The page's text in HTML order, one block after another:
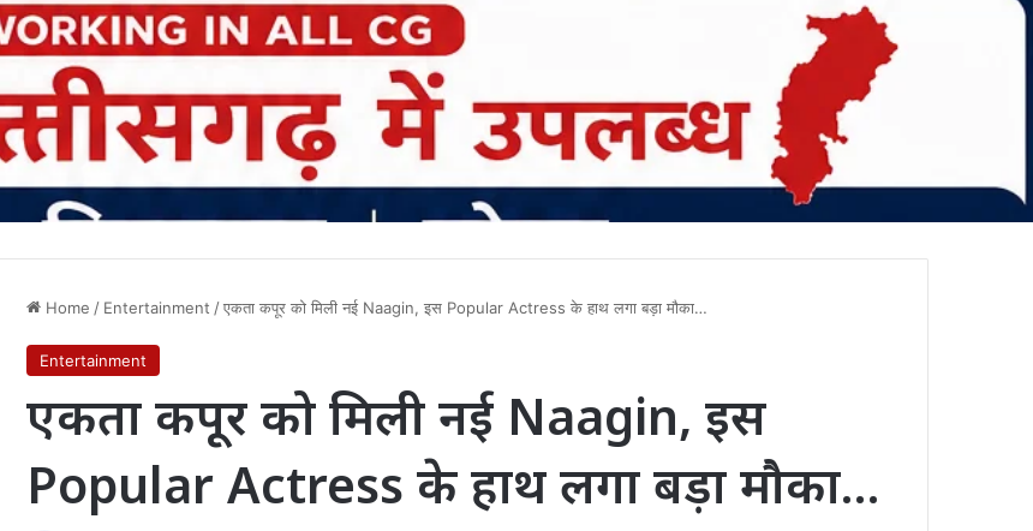
Home / Entertainment /एकता कपूर को मिली नई Naagin, इस Popular Actress के हाथ लगा बड़ा मौका…
Entertainment
एकता कपूर को मिली नई Naagin, इस
Popular Actress के हाथ लगा बड़ा मौका…